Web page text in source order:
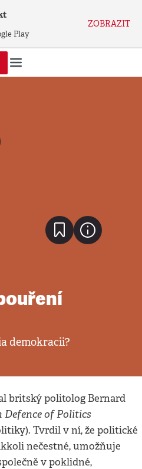
Play
ZOBRAZIT
demokracii?
britský politolog Bernard
Defence of Politics
Tvrdil v ní, že politické
nečestné, umožňuje
v poklidné,